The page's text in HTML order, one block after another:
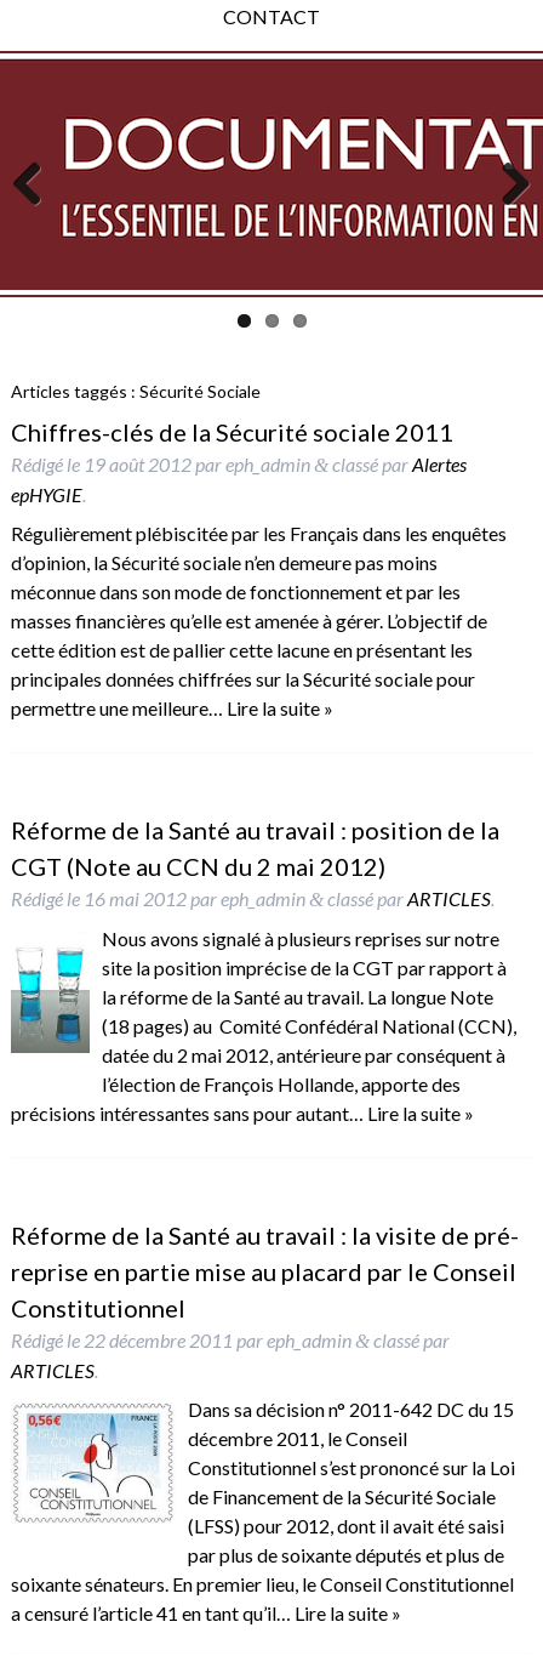
CONTACT
Previous Next
Articles taggés : Sécurité Sociale
Chiffres-clés de la Sécurité sociale 2011
Rédigé le 19 août 2012pareph_admin &classé parAlertes
epHYGIE.
Régulièrement plébiscitée par les Français dans les enquêtes
d’opinion, la Sécurité sociale n’en demeure pas moins
méconnue dans son mode de fonctionnement et par les
masses financières qu’elle est amenée à gérer. L’objectif de
cette édition est de pallier cette lacune en présentant les
principales données chiffrées sur la Sécurité sociale pour
permettre une meilleure… Lire la suite »
Réforme de la Santé au travail : position de la
CGT (Note au CCN du 2 mai 2012)
Rédigé le 16 mai 2012pareph_admin &classé parARTICLES.
Nous avons signalé à plusieurs reprises sur notre
site la position imprécise de la CGT par rapport à
la réforme de la Santé au travail. La longue Note
(18 pages) au Comité Confédéral National (CCN),
datée du 2 mai 2012, antérieure par conséquent à
l’élection de François Hollande, apporte des
précisions intéressantes sans pour autant… Lire la suite »
Réforme de la Santé au travail : la visite de pré-
reprise en partie mise au placard par le Conseil
Constitutionnel
Rédigé le 22 décembre 2011 pareph_admin &classé par
ARTICLES.
Dans sa décision n° 2011-642 DC du 15
décembre 2011, le Conseil
Constitutionnel s’est prononcé sur la Loi
de Financement de la Sécurité Sociale
(LFSS) pour 2012, dont il avait été saisi
par plus de soixante députés et plus de
soixante sénateurs. En premier lieu, le Conseil Constitutionnel
a censuré l’article 41 en tant qu’il… Lire la suite »